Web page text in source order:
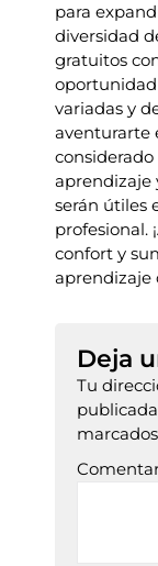
para
diversidad
gratuitos
variadas y
aventurarte
aprendizaje
serán útiles
profesional.
confort y
aprendizaje
Deja
Tu